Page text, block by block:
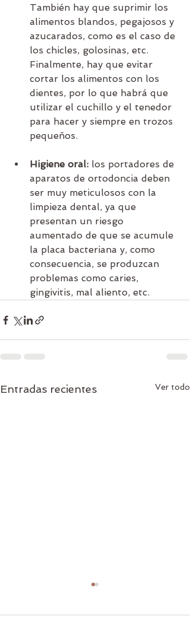
También hay que suprimir los
alimentos blandos, pegajosos y
azucarados, como es el caso de
los chicles, golosinas, etc.
Finalmente, hay que evitar
cortar los alimentos con los
dientes, por lo que habrá que
utilizar el cuchillo y el tenedor
para hacer y siempre en trozos
pequeños.
Higiene oral: los portadores de
aparatos de ortodoncia deben
ser muy meticulosos con la
limpieza dental, ya que
presentan un riesgo
aumentado de que se acumule
la placa bacteriana y, como
consecuencia, se produzcan
problemas como caries,
gingivitis, mal aliento, etc.
Entradas recientes Ver todo